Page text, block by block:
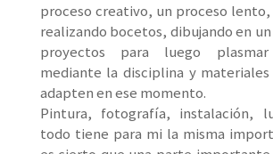
proceso creativo, un proceso
realizando bocetos, dibujando en
proyectos para luego
mediante la disciplina y
adapten en ese momento.
Pintura, fotografía, instalación,
todo tiene para mi la misma